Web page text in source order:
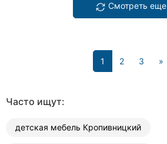
Смотреть еще
1 (current)
2 3 »
Часто ищут:
детская мебель Кропивницкий